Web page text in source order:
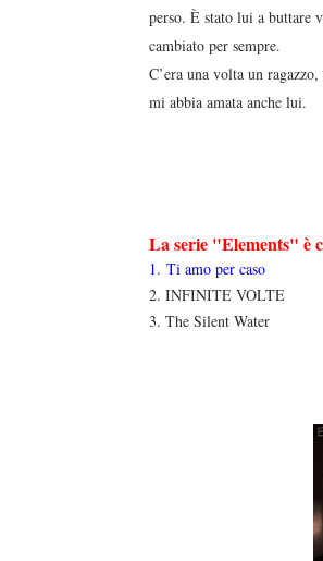
perso. È stato lui a buttare
cambiato per sempre.
C’era una volta un
mi abbia amata anche lui.
La serie "Elements" è
1. Ti amo per caso
2. INFINITE VOLTE
3. The Silent Water